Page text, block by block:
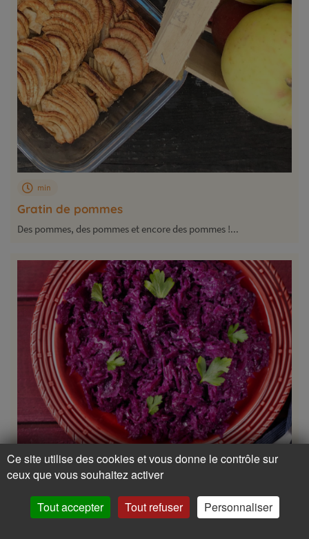
Gratin de pommes
min
Des pommes, des pommes et encore des pommes !...
CHOU ROUGE AUX POMMES A L'ALSACIENNE
40 min
Ce site utilise des cookies et vous donne le contrôle sur
ceux que vous souhaitez activer
Tout accepter Tout refuser Personnaliser